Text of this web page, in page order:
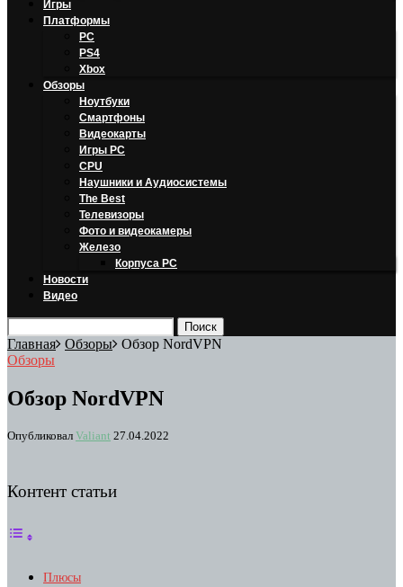
Игры
Платформы
PC
PS4
Xbox
Обзоры
Ноутбуки
Смартфоны
Видеокарты
Игры PC
CPU
Наушники и Аудиосистемы
The Best
Телевизоры
Фото и видеокамеры
Железо
Корпуса PC
Новости
Видео
Главная Обзоры Обзор NordVPN
Обзоры
Обзор NordVPN
Опубликовал Valiant 27.04.2022
Контент статьи
Плюсы